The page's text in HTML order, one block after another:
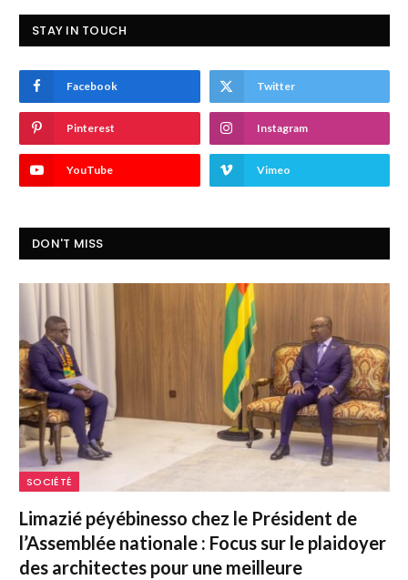
STAY IN TOUCH
Facebook Twitter
Pinterest Instagram
YouTube Vimeo
DON'T MISS
SOCIÉTÉ
Limazié péyébinesso chez le Président de
l’Assemblée nationale : Focus sur le plaidoyer
des architectes pour une meilleure